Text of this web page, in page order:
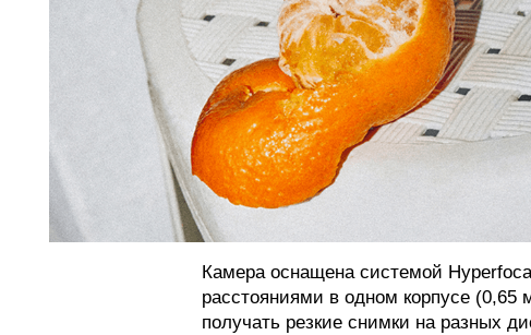
Камера оснащена системой
расстояниями в одном корпусе
получать резкие снимки на разных